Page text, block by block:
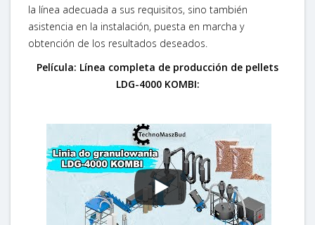
la línea adecuada a sus requisitos, sino también
asistencia en la instalación, puesta en marcha y
obtención de los resultados deseados.
Película: Línea completa de producción de pellets
LDG-4000 KOMBI: